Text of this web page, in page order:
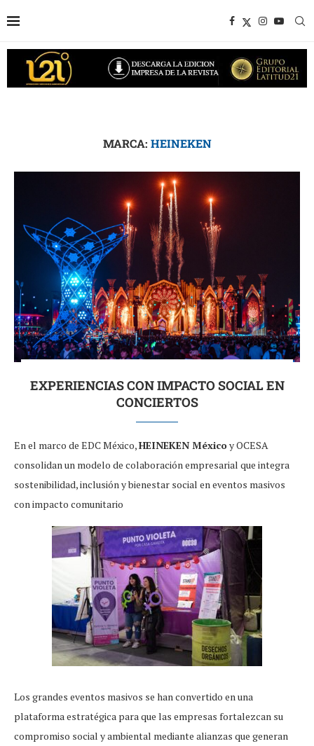
MARCA: HEINEKEN
EXPERIENCIAS CON IMPACTO SOCIAL EN
CONCIERTOS
En el marco de EDC México,HEINEKEN Méxicoy OCESA
consolidan un modelo de colaboración empresarial que integra
sostenibilidad, inclusión y bienestar social en eventos masivos
con impacto comunitario
Los grandes eventos masivos se han convertido en una
plataforma estratégica para que las empresas fortalezcan su
compromiso social y ambiental mediante alianzas que generan